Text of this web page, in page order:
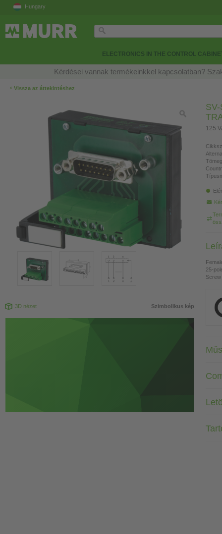
Hungary
ELECTRONICS IN THE CONTROL
Kérdései vannak termékeinkkel kapcsolatban?
‹ Vissza az áttekintéshez
3D nézet Szimbolikus kép
125
25-